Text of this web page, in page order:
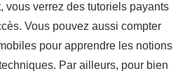
vous verrez des tutoriels payants
Vous pouvez aussi compter
pour apprendre les notions
Par ailleurs, pour bien